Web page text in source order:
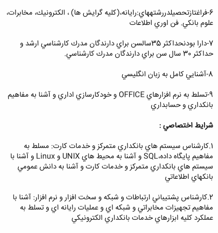
6-فراغت­ازتحصيل­دررشته­هاي:رايانه،(كليه گرايش ها) ، الكترونيك، مخابرات،
علوم بانكي. فن اوري اطلاعات
7-دارا بودن­حداكثر 35سال­سن براي دارندگان مدرك كارشناسي ارشد و
حداكثر 30 سال سن براي دارندگان مدرك كارشناسي.
8-آشنايي كامل به زبان انگليسي
9-تسلط به نرم افزارهاي OFFICE و خودكارسازي اداري و آشنا به مفاهيم
بانكداري و حسابداري
شرايط اختصاصي :
1.كارشناس سيستم هاي بانكداري متمركز و خدمات كارت: مسلط به
مفاهيم پايگاه داده،‌SQL و آشنا به محيط هاي UNIX و Linux و آشنا با
سيستم هاي بانكداري متمركز و خدمات كارت و آشنا به دانش عمومي
بانكهاي اطلاعاتي
2.كارشناس پشتيباني ارتباطات و شبكه و سخت افزار و نرم افزار: آشنا با
مفاهيم تجهيزات مخابراتي و شبكه اي و عمليات رايانه اي و تسلط به
عملكرد كليه ابزارهاي خدمات بانكداري الكترونيكي